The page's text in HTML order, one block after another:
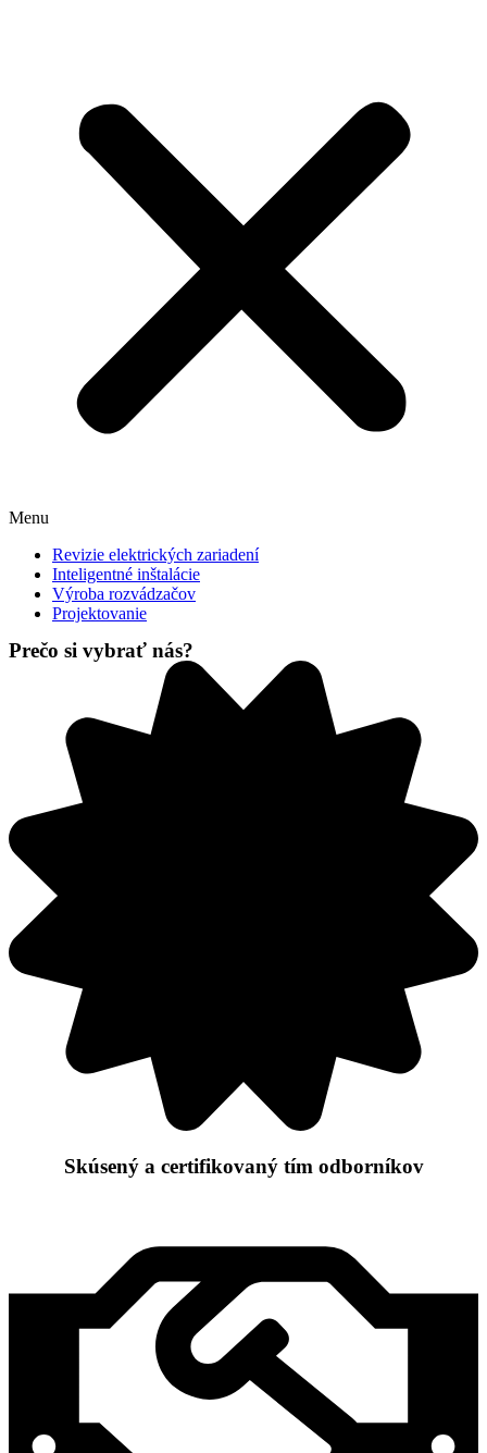
Menu
Revizie elektrických zariadení
Inteligentné inštalácie
Výroba rozvádzačov
Projektovanie
Prečo si vybrať nás?
Skúsený a certifikovaný tím odborníkov